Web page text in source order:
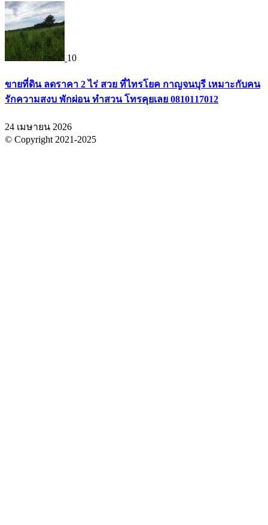
10
ขายที่ดิน ลดราคา 2 ไร่ สวย ที่ไทรโยค กาญจนบุรี เหมาะกับคน
รักความสงบ พักผ่อน ทำสวน โทรคุยเลย 0810117012
24 เมษายน 2026
© Copyright 2021-2025